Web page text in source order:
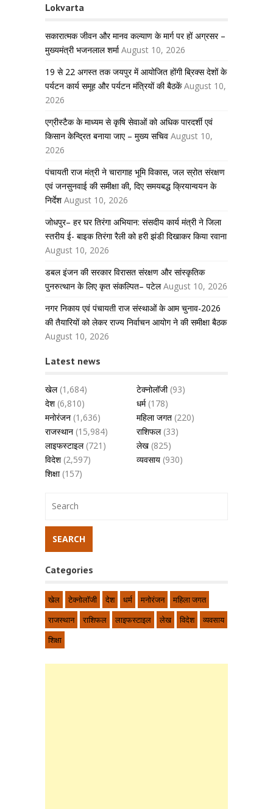
Lokvarta
सकारात्मक जीवन और मानव कल्याण के मार्ग पर हों अग्रसर –
मुख्यमंत्री भजनलाल शर्मा August 10, 2026
19 से 22 अगस्त तक जयपुर में आयोजित होंगी ब्रिक्स देशों के
पर्यटन कार्य समूह और पर्यटन मंत्रियों की बैठकें August 10,
2026
एग्रीस्टैक के माध्यम से कृषि सेवाओं को अधिक पारदर्शी एवं
किसान केन्द्रित बनाया जाए – मुख्य सचिव August 10,
2026
पंचायती राज मंत्री ने चारागाह भूमि विकास, जल स्रोत संरक्षण
एवं जनसुनवाई की समीक्षा की, दिए समयबद्ध क्रियान्वयन के
निर्देश August 10, 2026
जोधपुर– हर घर तिरंगा अभियान: संसदीय कार्य मंत्री ने जिला
स्तरीय ई- बाइक तिरंगा रैली को हरी झंडी दिखाकर किया रवाना
August 10, 2026
डबल इंजन की सरकार विरासत संरक्षण और सांस्कृतिक
पुनरुत्थान के लिए कृत संकल्पित– पटेल August 10, 2026
नगर निकाय एवं पंचायती राज संस्थाओं के आम चुनाव-2026
की तैयारियों को लेकर राज्य निर्वाचन आयोग ने की समीक्षा बैठक
August 10, 2026
Latest news
खेल(1,684) टेक्नोलॉजी(93)
देश(6,810) धर्म(178)
मनोरंजन (1,636) महिला जगत (220)
राजस्थान (15,984) राशिफल(33)
लाइफस्टाइल(721) लेख (825)
विदेश(2,597) व्यवसाय (930)
शिक्षा(157)
Categories
खेल टेक्नोलॉजी देश धर्म मनोरंजन
महिला जगत
राजस्थान
राशिफल लाइफस्टाइल लेख विदेश
व्यवसाय
शिक्षा